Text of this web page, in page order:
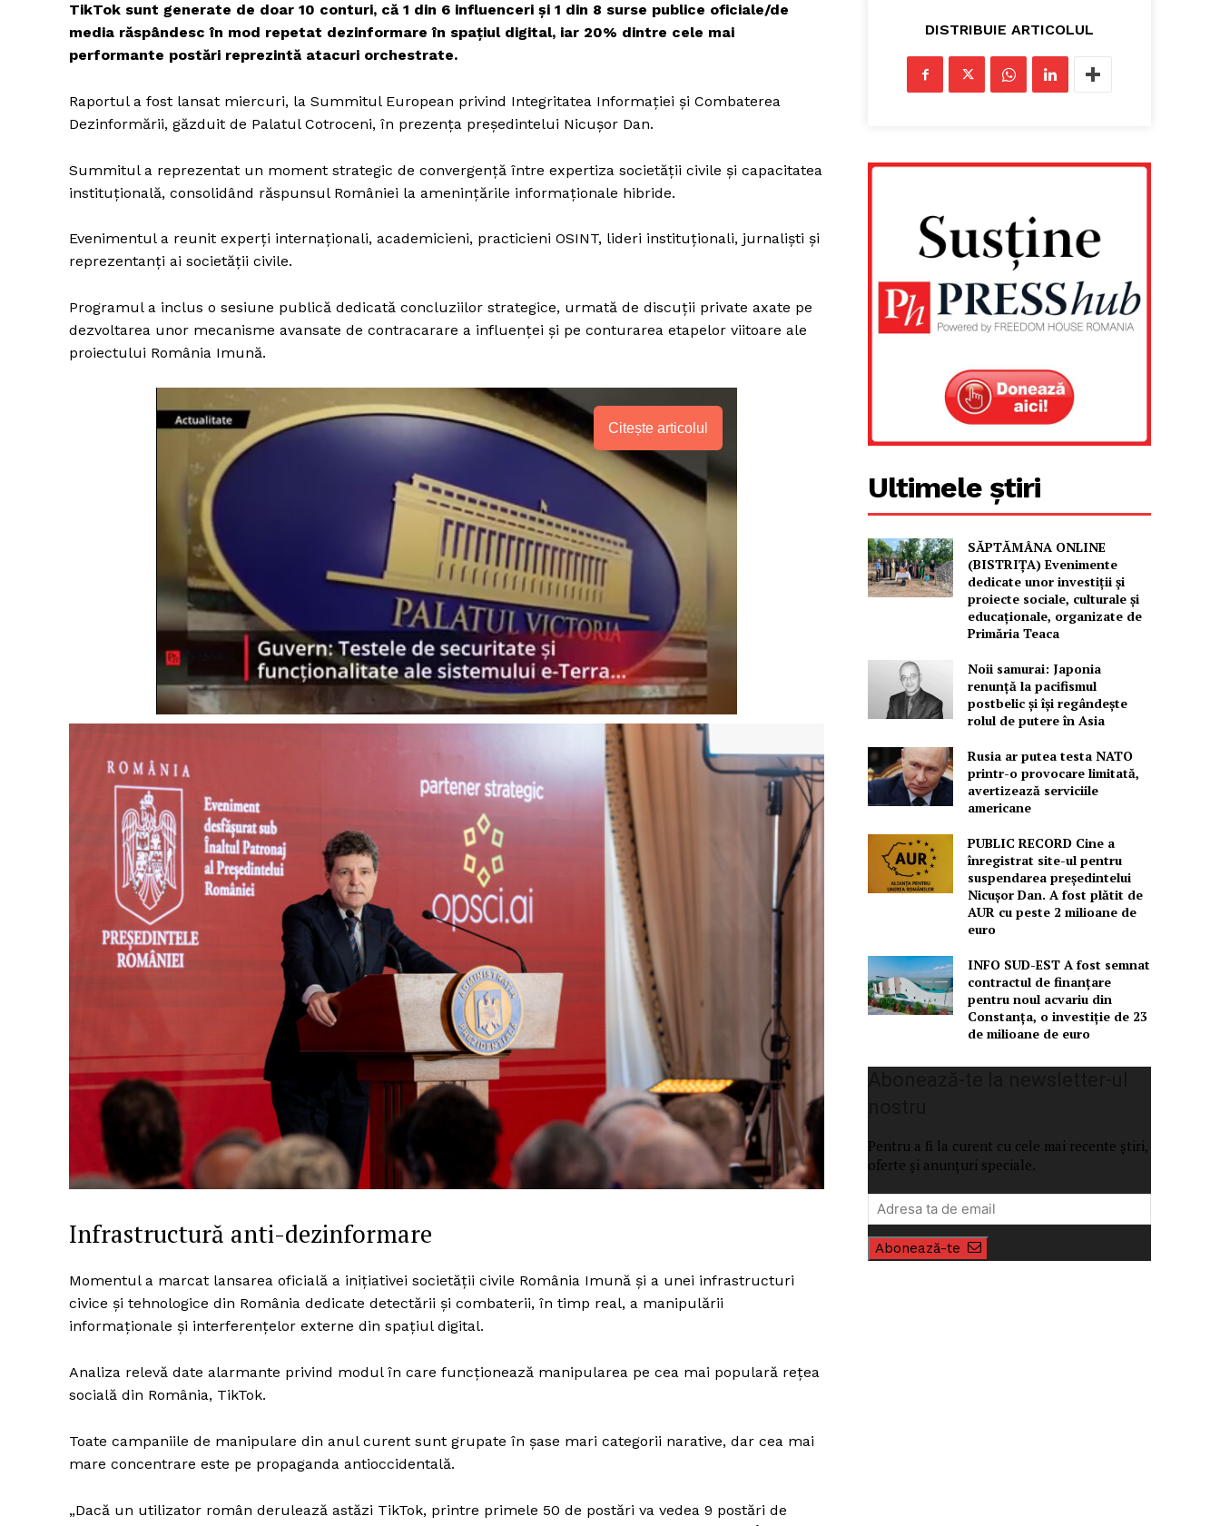
Un proiect
FREEDOM HOUSE
ROMÂNIA
PRESShub
Despre noi / Echipa
Proiecte editoriale
Rețea
Contact
TikTok sunt generate de doar 10 conturi, că 1 din 6 influenceri și 1 din 8 surse publice oficiale/de
media răspândesc în mod repetat dezinformare în spațiul digital, iar 20% dintre cele mai
performante postări reprezintă atacuri orchestrate.
Raportul a fost lansat miercuri, la Summitul European privind Integritatea Informației și Combaterea
Dezinformării, găzduit de Palatul Cotroceni, în prezența președintelui Nicușor Dan.
Summitul a reprezentat un moment strategic de convergență între expertiza societății civile și capacitatea
instituțională, consolidând răspunsul României la amenințările informaționale hibride.
Evenimentul a reunit experți internaționali, academicieni, practicieni OSINT, lideri instituționali, jurnaliști și
reprezentanți ai societății civile.
Programul a inclus o sesiune publică dedicată concluziilor strategice, urmată de discuții private axate pe
dezvoltarea unor mecanisme avansate de contracarare a influenței și pe conturarea etapelor viitoare ale
proiectului România Imună.
Citește articolul
Infrastructură anti-dezinformare
Momentul a marcat lansarea oficială a inițiativei societății civile România Imună și a unei infrastructuri
civice și tehnologice din România dedicate detectării și combaterii, în timp real, a manipulării
informaționale și interferențelor externe din spațiul digital.
Analiza relevă date alarmante privind modul în care funcționează manipularea pe cea mai populară rețea
socială din România, TikTok.
Toate campaniile de manipulare din anul curent sunt grupate în șase mari categorii narative, dar cea mai
mare concentrare este pe propaganda antioccidentală.
„Dacă un utilizator român derulează astăzi TikTok, printre primele 50 de postări va vedea 9 postări de
DISTRIBUIE ARTICOLUL
Ultimele știri
SĂPTĂMÂNA ONLINE
(BISTRIȚA) Evenimente
dedicate unor investiții și
proiecte sociale, culturale și
educaționale, organizate de
Primăria Teaca
Noii samurai: Japonia
renunță la pacifismul
postbelic și își regândește
rolul de putere în Asia
Rusia ar putea testa NATO
printr-o provocare limitată,
avertizează serviciile
americane
PUBLIC RECORD Cine a
înregistrat site-ul pentru
suspendarea președintelui
Nicușor Dan. A fost plătit de
AUR cu peste 2 milioane de
euro
INFO SUD-EST A fost semnat
contractul de finanțare
pentru noul acvariu din
Constanța, o investiție de 23
de milioane de euro
Pentru a fi la curent cu cele mai recente știri,
oferte și anunțuri speciale.
Abonează-te